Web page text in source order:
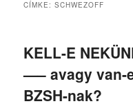
CÍMKE:SCHWEZOFF
KELL-E
—– avagy van-
BZSH-nak?